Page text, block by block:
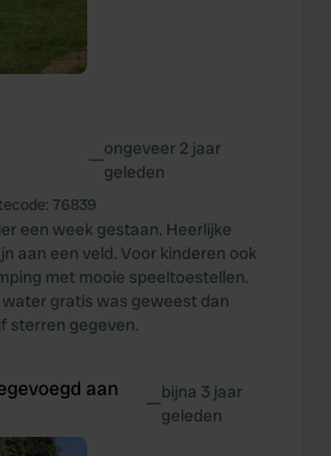
—ongeveer 2 jaar
geleden
76839
een week gestaan. Heerlijke
aan een veld. Voor kinderen ook
met mooie speeltoestellen.
gratis was geweest dan
sterren gegeven.
aan
—bijna 3 jaar
geleden